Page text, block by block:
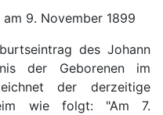
9. November 1899
des Johann
der Geborenen im
der derzeitige
wie folgt: "Am 7.